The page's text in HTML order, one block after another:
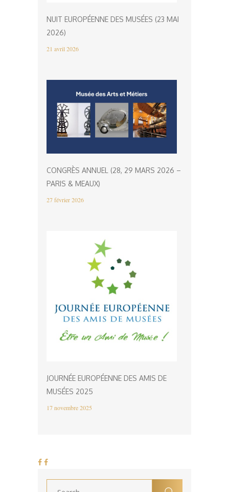
NUIT EUROPÉENNE DES MUSÉES (23 MAI
2026)
21 avril 2026
CONGRÈS ANNUEL (28, 29 MARS 2026 –
PARIS & MEAUX)
27 février 2026
JOURNÉE EUROPÉENNE DES AMIS DE
MUSÉES 2025
17 novembre 2025